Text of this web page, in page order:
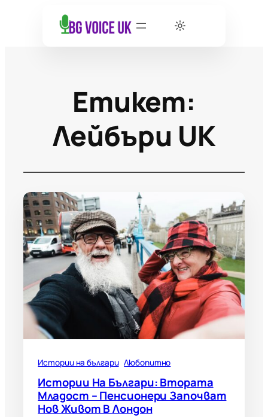
Етикет:
Лейбъри UK
Истории на българи Любопитно
Истории На Българи: Втората
Младост – Пенсионери Започват
Нов Живот В Лондон